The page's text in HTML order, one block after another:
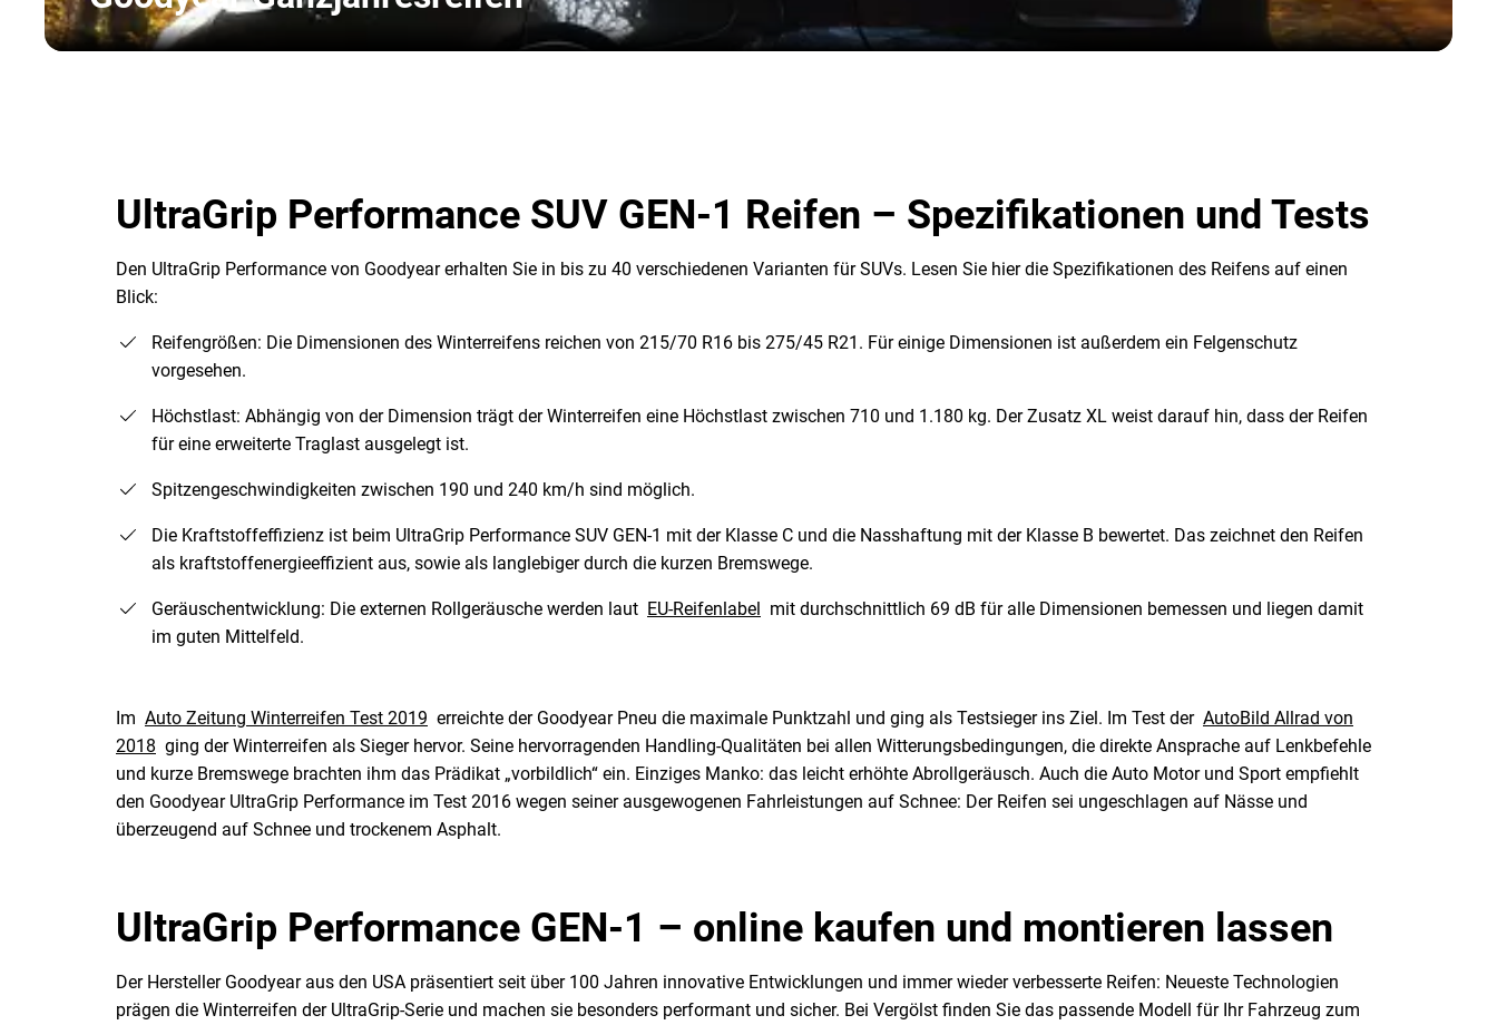
UltraGrip Performance SUV GEN-1 Reifen – Spezifikationen und Tests
Den UltraGrip Performance von Goodyear erhalten Sie in bis zu 40 verschiedenen Varianten für SUVs. Lesen Sie hier die Spezifikationen des Reifens auf einen
Blick:
Reifengrößen: Die Dimensionen des Winterreifens reichen von 215/70 R16 bis 275/45 R21. Für einige Dimensionen ist außerdem ein Felgenschutz
vorgesehen.
Höchstlast: Abhängig von der Dimension trägt der Winterreifen eine Höchstlast zwischen 710 und 1.180 kg. Der Zusatz XL weist darauf hin, dass der Reifen
für eine erweiterte Traglast ausgelegt ist.
Spitzengeschwindigkeiten zwischen 190 und 240 km/h sind möglich.
Die Kraftstoffeffizienz ist beim UltraGrip Performance SUV GEN-1 mit der Klasse C und die Nasshaftung mit der Klasse B bewertet. Das zeichnet den Reifen
als kraftstoffenergieeffizient aus, sowie als langlebiger durch die kurzen Bremswege.
Geräuschentwicklung: Die externen Rollgeräusche werden laut EU-Reifenlabel mit durchschnittlich 69 dB für alle Dimensionen bemessen und liegen damit
im guten Mittelfeld.
Im Auto Zeitung Winterreifen Test 2019 erreichte der Goodyear Pneu die maximale Punktzahl und ging als Testsieger ins Ziel. Im Test der AutoBild Allrad von
2018 ging der Winterreifen als Sieger hervor. Seine hervorragenden Handling-Qualitäten bei allen Witterungsbedingungen, die direkte Ansprache auf Lenkbefehle
und kurze Bremswege brachten ihm das Prädikat „vorbildlich“ ein. Einziges Manko: das leicht erhöhte Abrollgeräusch. Auch die Auto Motor und Sport empfiehlt
den Goodyear UltraGrip Performance im Test 2016 wegen seiner ausgewogenen Fahrleistungen auf Schnee: Der Reifen sei ungeschlagen auf Nässe und
überzeugend auf Schnee und trockenem Asphalt.
UltraGrip Performance GEN-1 – online kaufen und montieren lassen
Der Hersteller Goodyear aus den USA präsentiert seit über 100 Jahren innovative Entwicklungen und immer wieder verbesserte Reifen: Neueste Technologien
prägen die Winterreifen der UltraGrip-Serie und machen sie besonders performant und sicher. Bei Vergölst finden Sie das passende Modell für Ihr Fahrzeug zum